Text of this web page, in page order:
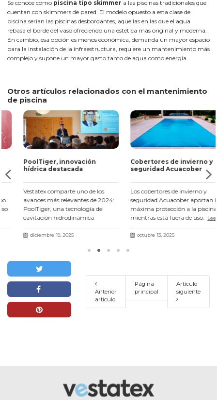
Se conoce como piscina tipo skimmer a las piscinas tradicionales que
cuentan con skimmers de pared. El modelo opuesto a esta clase de
piscina serían las piscinas desbordantes, aquellas en las que el agua
rebasa el borde del vaso ofreciendo una estética más original y moderna.
En cambio, esa opción es menos económica, demanda un mayor espacio
para la instalación de la infraestructura, requiere un mantenimiento más
complejo y supone un mayor gasto tanto de agua como energía.
Otros artículos relacionados con el mantenimiento
de piscina
PoolTiger, innovación
hídrica destacada
Vestatex comparte uno de los
avances más relevantes de 2024:
PoolTiger, una tecnología de
cavitación hidrodinámica
Turisme con resultados un 71 %
diciembre 19, 2025
Cobertores de invierno y
seguridad Acuacober
Los cobertores de invierno y
seguridad Acuacober aportan la
máxima protección a la piscina
mientras está fuera de uso.Leer
octubre 13, 2025
Anterior
artículo
Página
principal
Artículo
siguiente